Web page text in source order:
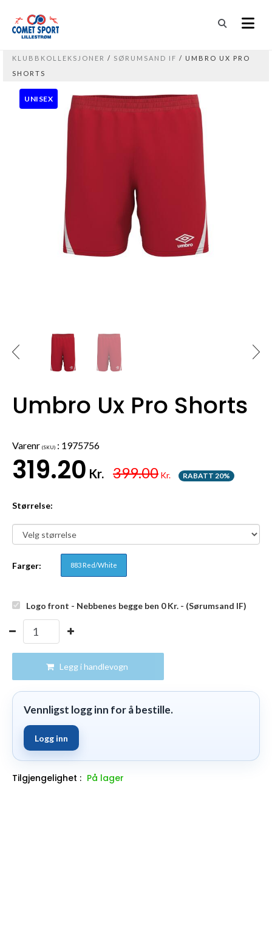
KLUBBKOLLEKSJONER / SØRUMSAND IF / UMBRO UX PRO
SHORTS
UNISEX
Umbro Ux Pro Shorts
Varenr (SKU) : 1975756
319.20 Kr. 399.00 Kr. RABATT 20%
Størrelse:
Farger: 883 Red/White
Logo front - Nebbenes begge ben 0Kr. - (Sørumsand IF)
Legg i handlevogn
Vennligst logg inn for å bestille.
Logg inn
Tilgjengelighet : På lager